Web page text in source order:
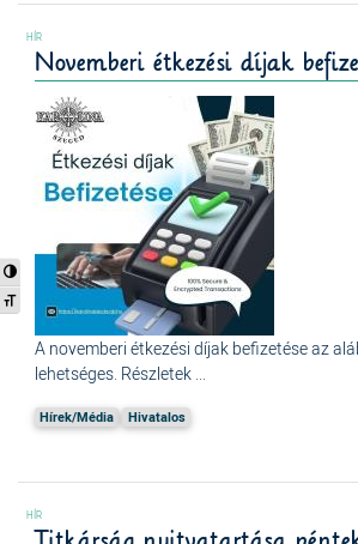
Nagy kontraszt váltása
Betűméret váltása
Novemberi étkezési díjak
A novemberi étkezési díjak befizetése az
lehetséges. Részletek ...
Hírek/Média Hivatalos